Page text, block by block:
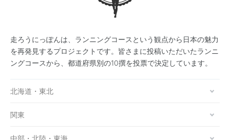
走ろうにっぽんは、ランニングコースという観点から日本の魅力
を再発見するプロジェクトです。皆さまに投稿いただいたランニ
ングコースから、都道府県別の10撰を投票で決定しています。
北海道・東北
関東
中部・北陸・東海